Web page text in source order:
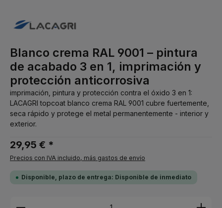
Blanco crema RAL 9001 – pintura
de acabado 3 en 1, imprimación y
protección anticorrosiva
imprimación, pintura y protección contra el óxido 3 en 1:
LACAGRI topcoat blanco crema RAL 9001 cubre fuertemente,
seca rápido y protege el metal permanentemente - interior y
exterior.
29,95 € *
Precios con IVA incluido, más gastos de envío
Disponible, plazo de entrega: Disponible de inmediato
Cantidad del producto: introduce la cantidad